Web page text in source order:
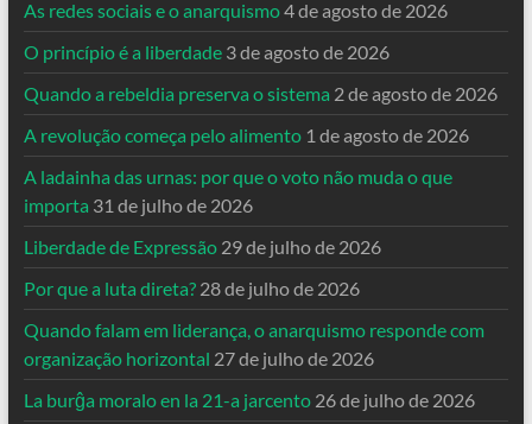
As redes sociais e o anarquismo4 de agosto de 2026
O princípio é a liberdade 3 de agosto de 2026
Quando a rebeldia preserva o sistema 2 de agosto de 2026
A revolução começa pelo alimento 1 de agosto de 2026
A ladainha das urnas: por que o voto não muda o que
importa 31 de julho de 2026
Liberdade de Expressão 29 de julho de 2026
Por que a luta direta? 28 de julho de 2026
Quando falam em liderança, o anarquismo responde com
organização horizontal 27 de julho de 2026
La burĝa moralo en la 21-a jarcento 26 de julho de 2026